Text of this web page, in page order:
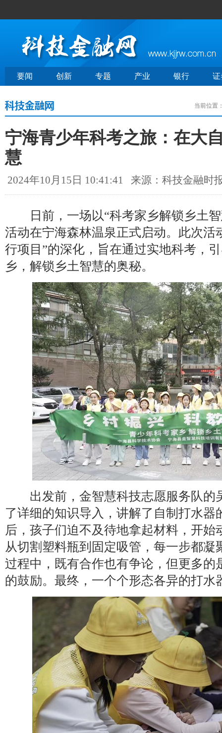
要闻 创新 专题 产业 银行 证
当前位置
宁海青少年科考之旅：在大
慧
2024年10月15日 10:41:41 来源：科技金融时
日前，一场以“科考家乡解锁乡土智
活动在宁海森林温泉正式启动。此次活
行项目”的深化，旨在通过实地科考，
乡，解锁乡土智慧的奥秘。
出发前，金智慧科技志愿服务队的
了详细的知识导入，讲解了自制打水器
后，孩子们迫不及待地拿起材料，开始
从切割塑料瓶到固定吸管，每一步都凝
过程中，既有合作也有争论，但更多的
的鼓励。最终，一个个形态各异的打水